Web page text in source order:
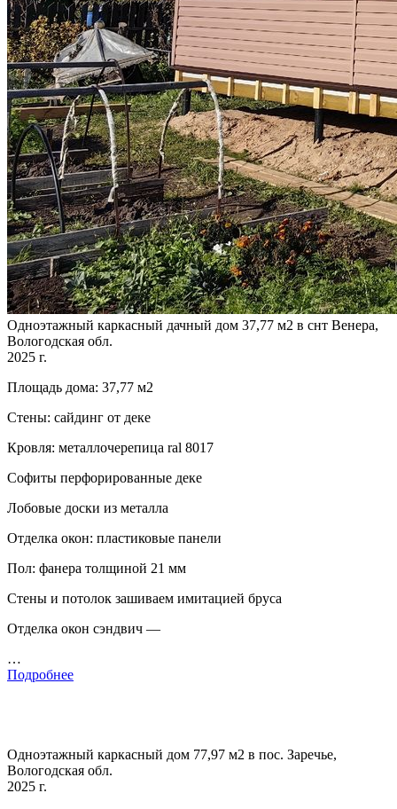
Одноэтажный каркасный дачный дом 37,77 м2 в снт Венера,
Вологодская обл.
2025 г.
Площадь дома: 37,77 м2
Стены: сайдинг от деке
Кровля: металлочерепица ral 8017
Софиты перфорированные деке
Лобовые доски из металла
Отделка окон: пластиковые панели
Пол: фанера толщиной 21 мм
Стены и потолок зашиваем имитацией бруса
Отделка окон сэндвич —
…
Подробнее
Одноэтажный каркасный дом 77,97 м2 в пос. Заречье,
Вологодская обл.
2025 г.